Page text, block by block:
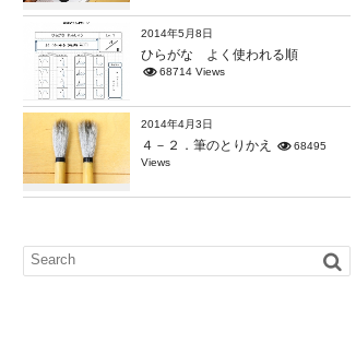
2014年5月8日
ひらがな よく使われる順
68714 Views
2014年4月3日
４－２．筆のとりかえ
68495
Views